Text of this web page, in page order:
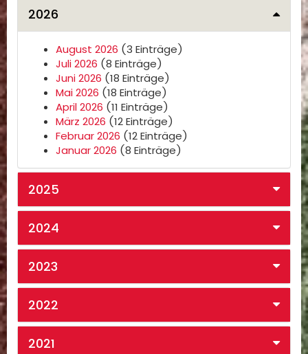
2026
August 2026 (3 Einträge)
Juli 2026 (8 Einträge)
Juni 2026 (18 Einträge)
Mai 2026 (18 Einträge)
April 2026 (11 Einträge)
März 2026 (12 Einträge)
Februar 2026 (12 Einträge)
Januar 2026 (8 Einträge)
2025
2024
2023
2022
2021